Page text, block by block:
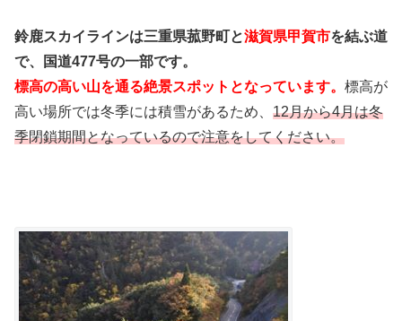
鈴鹿スカイラインは三重県菰野町と滋賀県甲賀市を結ぶ道
で、国道477号の一部です。
標高の高い山を通る絶景スポットとなっています。 標高が
高い場所では冬季には積雪があるため、 12月から4月は冬
季閉鎖期間となっているので注意をしてください。